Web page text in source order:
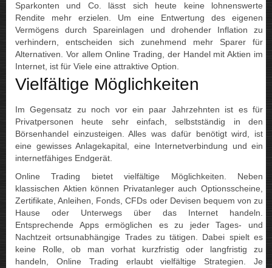
Sparkonten und Co. lässt sich heute keine lohnenswerte
Rendite mehr erzielen. Um eine Entwertung des eigenen
Vermögens durch Spareinlagen und drohender Inflation zu
verhindern, entscheiden sich zunehmend mehr Sparer für
Alternativen. Vor allem Online Trading, der Handel mit Aktien im
Internet, ist für Viele eine attraktive Option.
Vielfältige Möglichkeiten
Im Gegensatz zu noch vor ein paar Jahrzehnten ist es für
Privatpersonen heute sehr einfach, selbstständig in den
Börsenhandel einzusteigen. Alles was dafür benötigt wird, ist
eine gewisses Anlagekapital, eine Internetverbindung und ein
internetfähiges Endgerät.
Online Trading bietet vielfältige Möglichkeiten. Neben
klassischen Aktien können Privatanleger auch Optionsscheine,
Zertifikate, Anleihen, Fonds, CFDs oder Devisen bequem von zu
Hause oder Unterwegs über das Internet handeln.
Entsprechende Apps ermöglichen es zu jeder Tages- und
Nachtzeit ortsunabhängige Trades zu tätigen. Dabei spielt es
keine Rolle, ob man vorhat kurzfristig oder langfristig zu
handeln, Online Trading erlaubt vielfältige Strategien. Je